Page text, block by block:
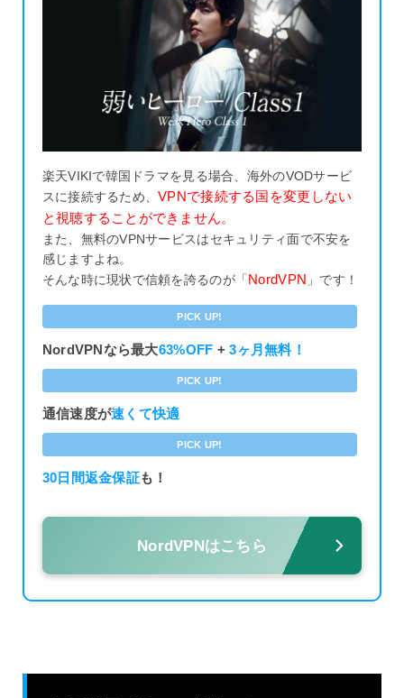
楽天VIKIで韓国ドラマを見る場合、海外のVODサービ
スに接続するため、VPNで接続する国を変更しない
と視聴することができません。
また、無料のVPNサービスはセキュリティ面で不安を
感じますよね。
そんな時に現状で信頼を誇るのが「NordVPN 」です！
PICK UP!
NordVPNなら最大63%OFF +3ヶ月無料！
PICK UP!
通信速度が速くて快適
PICK UP!
30日間返金保証も！
NordVPNはこちら